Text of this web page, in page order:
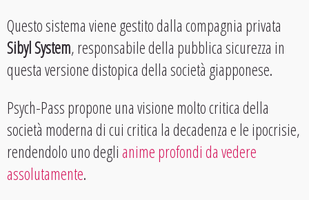
Questo sistema viene gestito dalla compagnia privata
Sibyl System, responsabile della pubblica sicurezza in
questa versione distopica della società giapponese.
Psych-Pass propone una visione molto critica della
società moderna di cui critica la decadenza e le ipocrisie,
rendendolo uno deglianime profondi da vedere
assolutamente.